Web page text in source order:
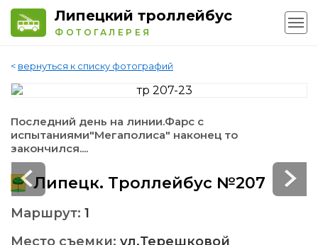
Липецкий троллейбус
ФОТОГАЛЕРЕЯ
< вернуться к списку фотографий
Последний день на линии.Фарс с
испытаниями"Мегаполиса" наконец то
закончился....
Липецк. Троллейбус №207
Маршрут: 1
Место съемки: ул.Терешковой